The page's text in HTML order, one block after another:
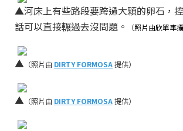
▲河床上有些路段要跨過大顆的卵石，
話可以直接輾過去沒問題。
（照片由欣單車攝
▲ （照片由 DIRTY FORMOSA提供）
▲ （照片由 DIRTY FORMOSA提供）